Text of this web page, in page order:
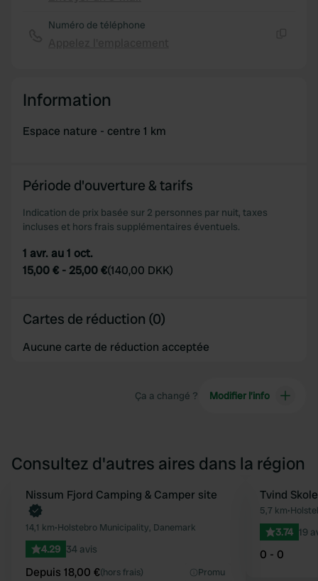
Numéro de téléphone
Information
Espace nature - centre 1 km
Période d'ouverture & tarifs
Indication de prix basée sur 2 personnes par nuit, taxes
incluses et hors frais supplémentaires éventuels.
1 avr. au 1 oct.
15,00 € - 25,00 €(140,00 DKK)
Cartes de réduction (0)
Aucune carte de réduction acceptée
Ça a changé ? Modifier l’info
Consultez d'autres aires dans la région
Préféré
Reserve maintenant
Nissum Fjord Camping & Camper site
14,1 km•Holstebro Municipality, Danemark
4.29 34 avis
Depuis 18,00 €(hors frais) Promu
Tvind
5,7 km•
3.74 19
0 - 0